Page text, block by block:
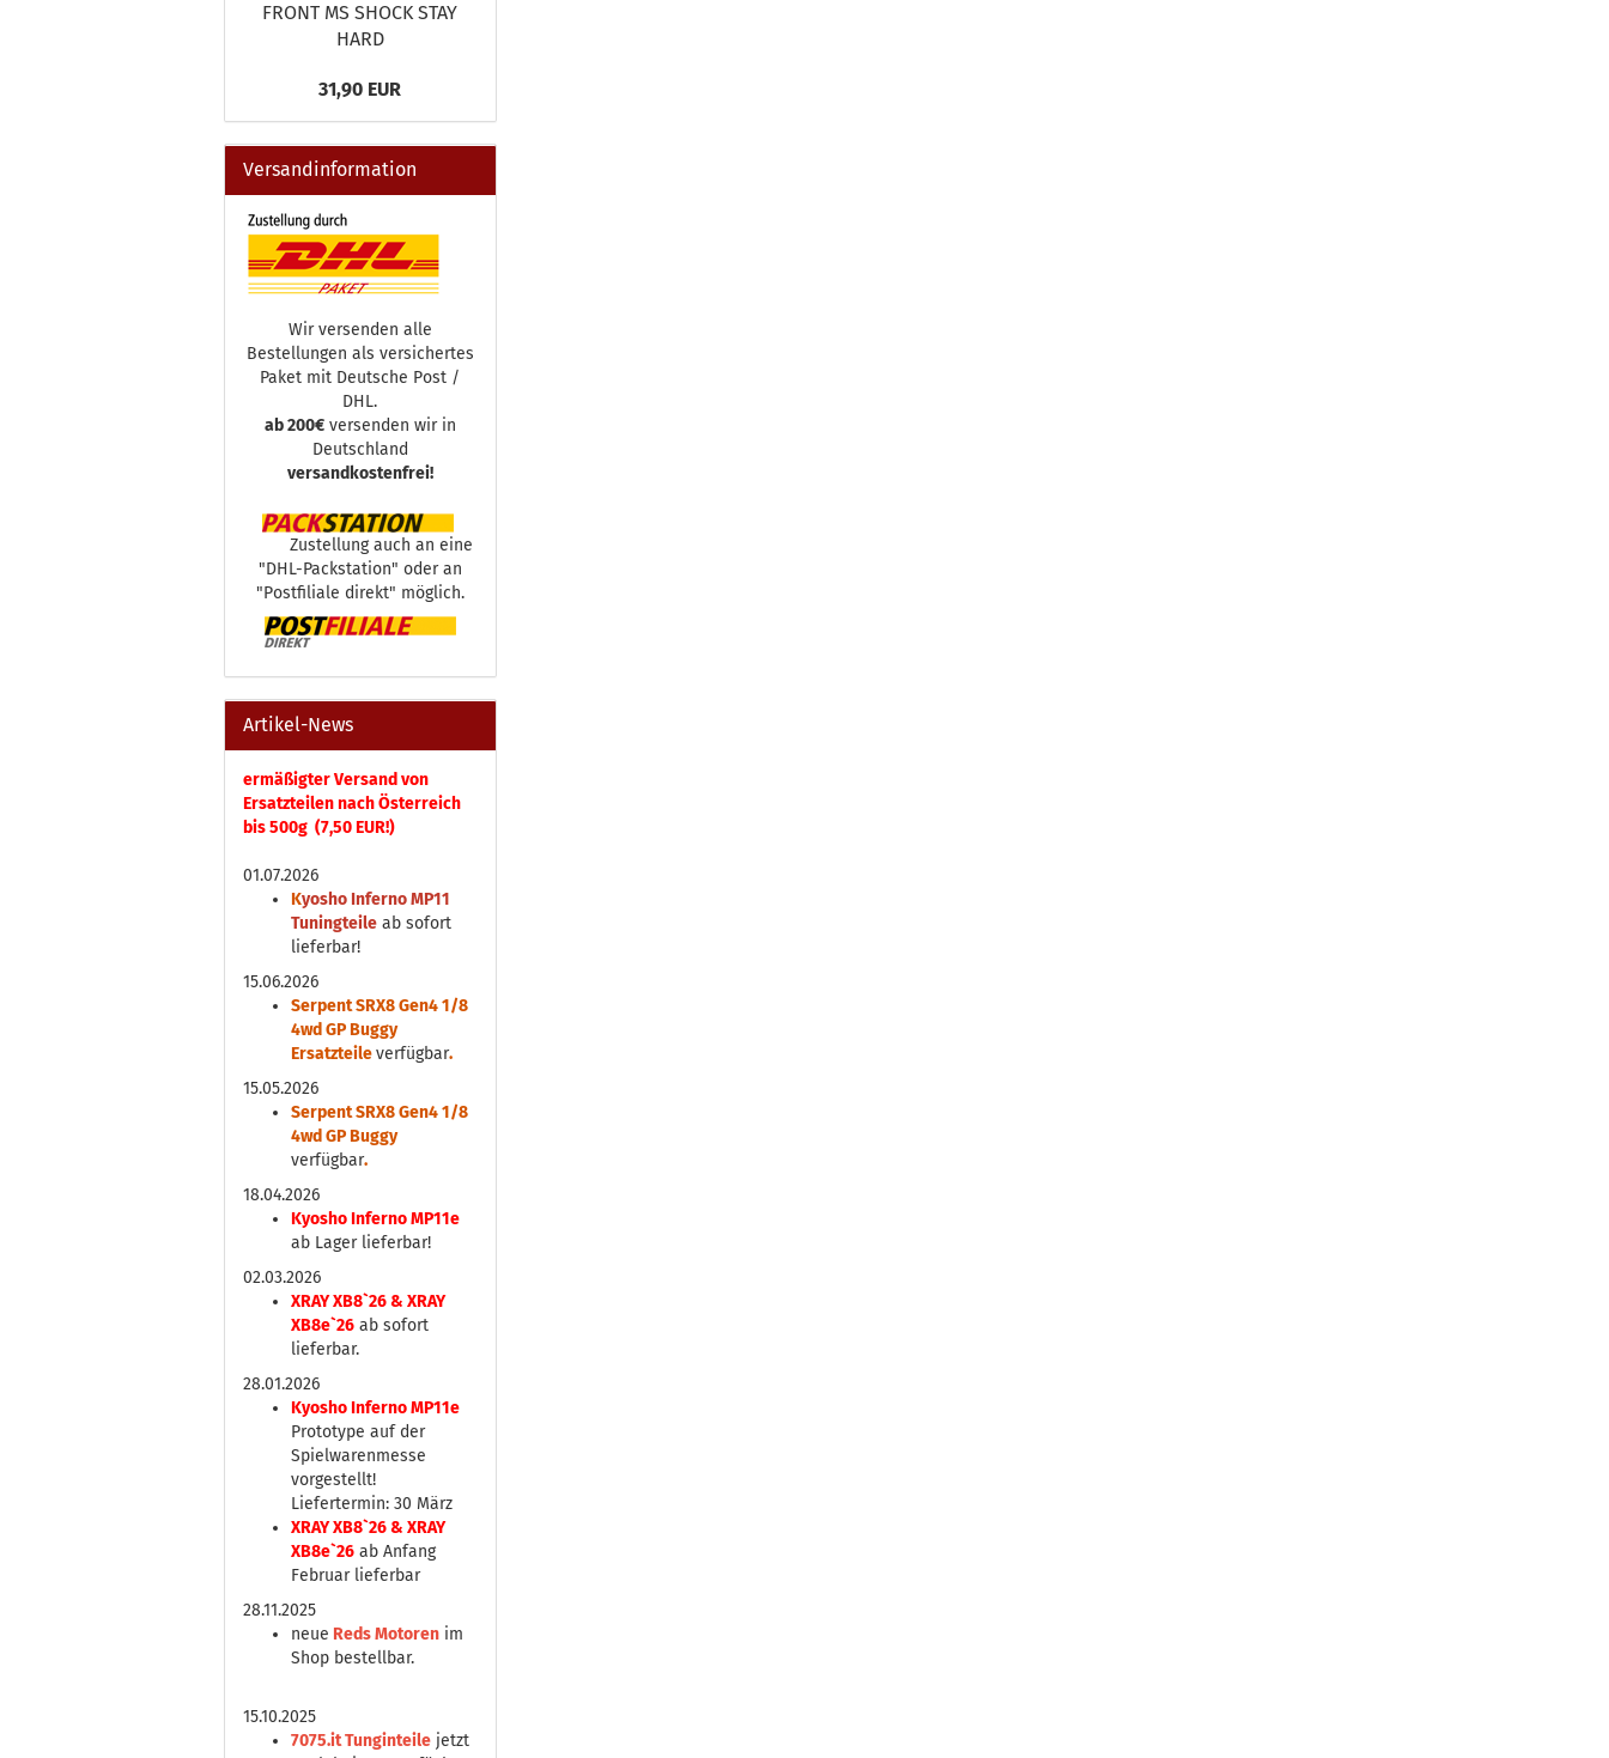
FRONT MS SHOCK STAY
HARD
31,90 EUR
Versandinformation
Wir versenden alle
Bestellungen als versichertes
Paket mit Deutsche Post /
DHL.
ab 200€versenden wir in
Deutschland
versandkostenfrei!
Zustellung auch an eine
"DHL-Packstation" oder an
"Postfiliale direkt" möglich.
Artikel-News
ermäßigter Versand von
Ersatzteilen nach Österreich
bis 500g (7,50 EUR!)
01.07.2026
Kyosho Inferno MP11
Tuningteile ab sofort
lieferbar!
15.06.2026
Serpent SRX8 Gen4 1/8
4wd GP Buggy
Ersatzteileverfügbar.
15.05.2026
Serpent SRX8 Gen4 1/8
4wd GP Buggy
verfügbar.
18.04.2026
Kyosho Inferno MP11e
ab Lager lieferbar!
02.03.2026
XRAY XB8`26 & XRAY
XB8e`26 ab sofort
lieferbar.
28.01.2026
Kyosho Inferno MP11e
Prototype auf der
Spielwarenmesse
vorgestellt!
Liefertermin: 30 März
XRAY XB8`26 & XRAY
XB8e`26 ab Anfang
Februar lieferbar
28.11.2025
neue Reds Motoren im
Shop bestellbar.
15.10.2025
7075.it Tunginteile jetzt